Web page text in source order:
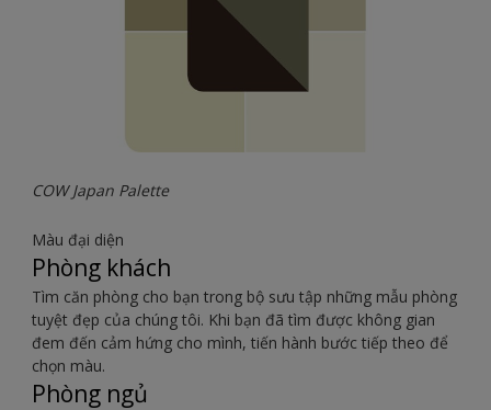
COW Japan Palette
Màu đại diện
Phòng khách
Tìm căn phòng cho bạn trong bộ sưu tập những mẫu phòng
tuyệt đẹp của chúng tôi. Khi bạn đã tìm được không gian
đem đến cảm hứng cho mình, tiến hành bước tiếp theo để
chọn màu.
Phòng ngủ